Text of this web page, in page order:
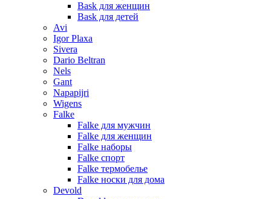
Bask для женщин
Bask для детей
Avi
Igor Plaxa
Sivera
Dario Beltran
Nels
Gant
Napapijri
Wigens
Falke
Falke для мужчин
Falke для женщин
Falke наборы
Falke спорт
Falke термобелье
Falke носки для дома
Devold